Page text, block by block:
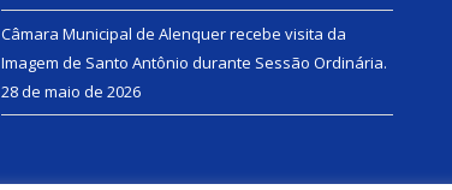
Câmara Municipal de Alenquer recebe visita da
Imagem de Santo Antônio durante Sessão Ordinária.
28 de maio de 2026